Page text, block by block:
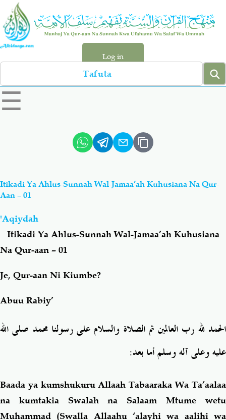
Skip
main
content
Log in
Search
left
sidebar
☰
Hadiyth
Aqiydah
Shirki & Kufru
Salaf Wa Ummah
Fiqh-Ibaadah
Chemsha Bongo Vitabu
Itikadi Ya Ahlus-Sunnah Wal-Jamaa’ah Kuhusiana Na Qur-
Aan – 01
'Aqiydah
Itikadi Ya Ahlus-Sunnah Wal-Jamaa’ah Kuhusiana
Na Qur-aan – 01
Je, Qur-aan Ni Kiumbe?
Abuu Rabiy’
الحمد لله رب العالمين ثم الصلاة والسلام على رسولنا محمد صلى الله
عليه وعلى آله وسلم أما بعد:
Baada ya kumshukuru Allaah Tabaaraka Wa Ta’aalaa
na kumtakia Swalah na Salaam Mtume wetu
Muhammad (Swalla Allaahu ‘alayhi wa aalihi wa